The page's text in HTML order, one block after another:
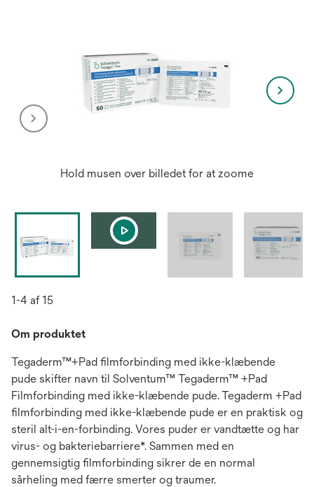
Hold musen over billedet for at zoome
1-4 af 15
Om produktet
Tegaderm™+Pad filmforbinding med ikke-klæbende
pude skifter navn til Solventum™ Tegaderm™ +Pad
Filmforbinding med ikke-klæbende pude. Tegaderm +Pad
filmforbinding med ikke-klæbende pude er en praktisk og
steril alt-i-en-forbinding. Vores puder er vandtætte og har
virus- og bakteriebarriere*. Sammen med en
gennemsigtig filmforbinding sikrer de en normal
sårheling med færre smerter og traumer.